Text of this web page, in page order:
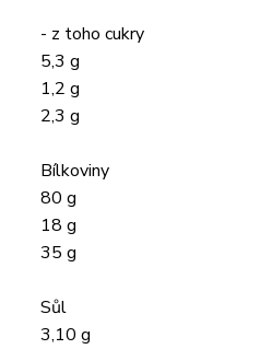
- z toho cukry
5,3 g
1,2 g
2,3 g
Bílkoviny
80 g
18 g
35 g
Sůl
3,10 g